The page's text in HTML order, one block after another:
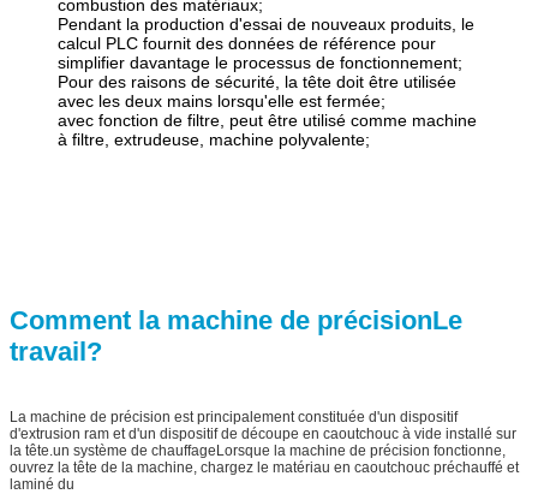
combustion des matériaux;
Pendant la production d'essai de nouveaux produits, le
calcul PLC fournit des données de référence pour
simplifier davantage le processus de fonctionnement;
Pour des raisons de sécurité, la tête doit être utilisée
avec les deux mains lorsqu'elle est fermée;
avec fonction de filtre, peut être utilisé comme machine
à filtre, extrudeuse, machine polyvalente;
Comment la machine de précisionLe
travail?
La machine de précision est principalement constituée d'un dispositif
d'extrusion ram et d'un dispositif de découpe en caoutchouc à vide installé sur
la tête.un système de chauffageLorsque la machine de précision fonctionne,
ouvrez la tête de la machine, chargez le matériau en caoutchouc préchauffé et
laminé du